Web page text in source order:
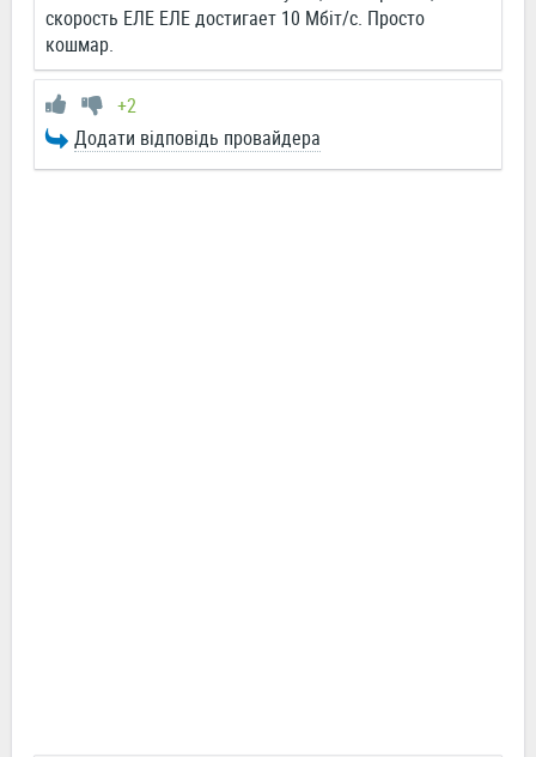
скорость ЕЛЕ ЕЛЕ достигает 10 Мбіт/с. Просто
кошмар.
+2
Додати відповідь провайдера